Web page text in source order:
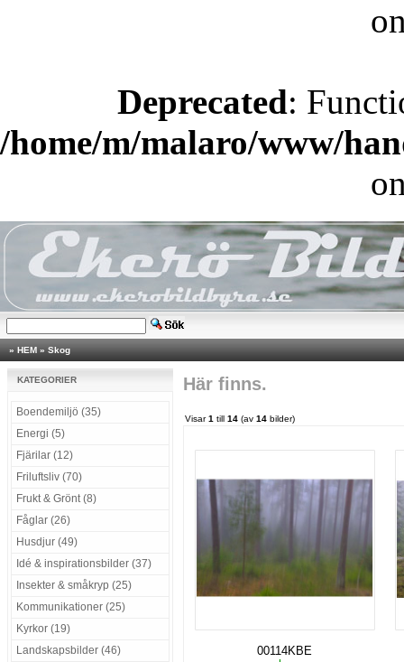
Deprecated:
/home/m/malaro/www/
» HEM » Skog
KATEGORIER
Boendemiljö (35)
Energi (5)
Fjärilar (12)
Friluftsliv (70)
Frukt & Grönt (8)
Fåglar (26)
Husdjur (49)
Idé & inspirationsbilder (37)
Insekter & småkryp (25)
Kommunikationer (25)
Kyrkor (19)
Landskapsbilder (46)
Här finns.
Visar1 till 14 (av 14 bilder)
00114KBE